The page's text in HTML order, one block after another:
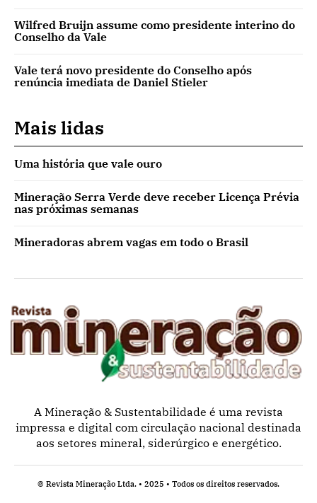
Wilfred Bruijn assume como presidente interino do
Conselho da Vale
Vale terá novo presidente do Conselho após
renúncia imediata de Daniel Stieler
Mais lidas
Uma história que vale ouro
Mineração Serra Verde deve receber Licença Prévia
nas próximas semanas
Mineradoras abrem vagas em todo o Brasil
A Mineração & Sustentabilidade é uma revista
impressa e digital com circulação nacional destinada
aos setores mineral, siderúrgico e energético.
© Revista Mineração Ltda. • 2025 • Todos os direitos reservados.